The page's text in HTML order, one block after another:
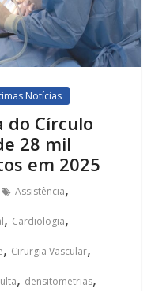
Notícias
do Círculo
28 mil
em 2025
Assistência,
, Cardiologia,
, Cirurgia Vascular,
, densitometrias,